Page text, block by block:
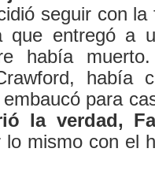
seguir con
que entregó a
había
había
para
la verdad,
lo mismo con el